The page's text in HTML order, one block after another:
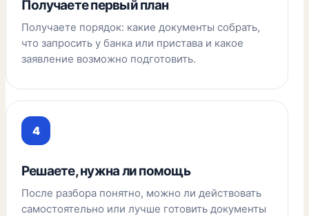
Получаете первый план
Получаете порядок: какие документы собрать,
что запросить у банка или пристава и какое
заявление возможно подготовить.
Решаете, нужна ли помощь
После разбора понятно, можно ли действовать
самостоятельно или лучше готовить документы